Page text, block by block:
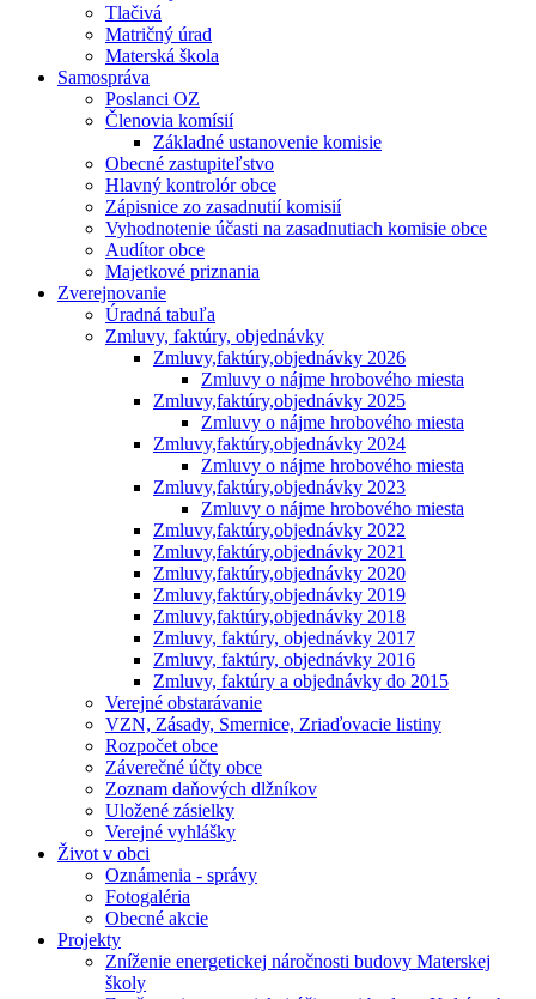
Tlačivá
Matričný úrad
Materská škola
Samospráva
Poslanci OZ
Členovia komísií
Základné ustanovenie komisie
Obecné zastupiteľstvo
Hlavný kontrolór obce
Zápisnice zo zasadnutií komisií
Vyhodnotenie účasti na zasadnutiach komisie obce
Audítor obce
Majetkové priznania
Zverejnovanie
Úradná tabuľa
Zmluvy, faktúry, objednávky
Zmluvy,faktúry,objednávky 2026
Zmluvy o nájme hrobového miesta
Zmluvy,faktúry,objednávky 2025
Zmluvy o nájme hrobového miesta
Zmluvy,faktúry,objednávky 2024
Zmluvy o nájme hrobového miesta
Zmluvy,faktúry,objednávky 2023
Zmluvy o nájme hrobového miesta
Zmluvy,faktúry,objednávky 2022
Zmluvy,faktúry,objednávky 2021
Zmluvy,faktúry,objednávky 2020
Zmluvy,faktúry,objednávky 2019
Zmluvy,faktúry,objednávky 2018
Zmluvy, faktúry, objednávky 2017
Zmluvy, faktúry, objednávky 2016
Zmluvy, faktúry a objednávky do 2015
Verejné obstarávanie
VZN, Zásady, Smernice, Zriaďovacie listiny
Rozpočet obce
Záverečné účty obce
Zoznam daňových dlžníkov
Uložené zásielky
Verejné vyhlášky
Život v obci
Oznámenia - správy
Fotogaléria
Obecné akcie
Projekty
Zníženie energetickej náročnosti budovy Materskej
školy